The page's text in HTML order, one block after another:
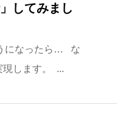
してみまし
になったら… な
現します。 ...